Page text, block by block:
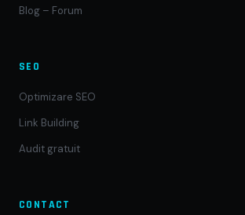
Blog – Forum
SEO
Optimizare SEO
Link Building
Audit gratuit
CONTACT